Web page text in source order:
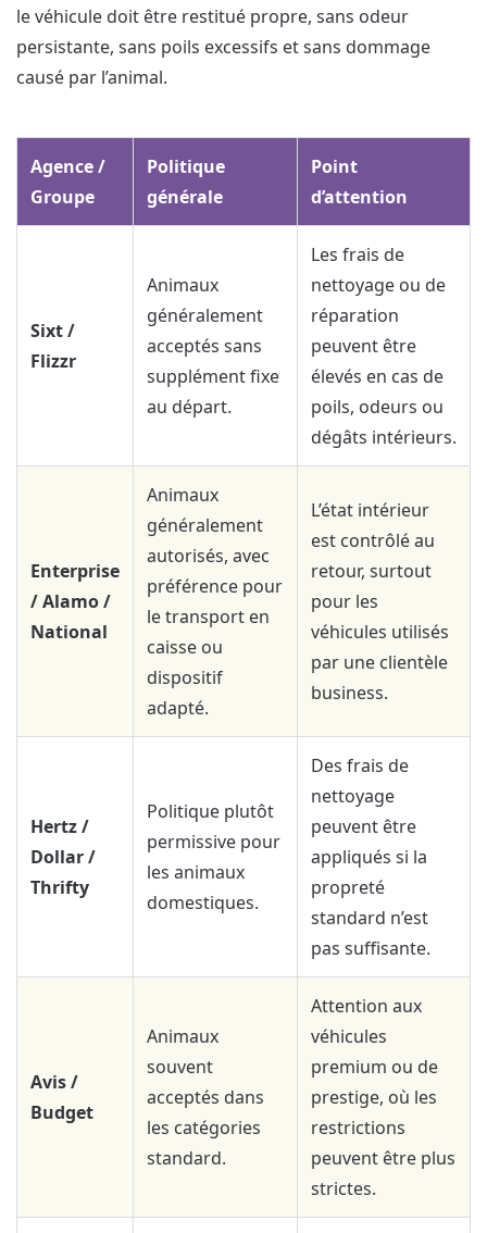
le véhicule doit être restitué propre, sans odeur
persistante, sans poils excessifs et sans dommage
causé par l’animal.
Agence /
Groupe
Politique
générale
Point
d’attention
Sixt /
Flizzr
Animaux
généralement
acceptés sans
supplément fixe
au départ.
Les frais de
nettoyage ou de
réparation
peuvent être
élevés en cas de
poils, odeurs ou
dégâts intérieurs.
Enterprise
/ Alamo /
National
Animaux
généralement
autorisés, avec
préférence pour
le transport en
caisse ou
dispositif
adapté.
L’état intérieur
est contrôlé au
retour, surtout
pour les
véhicules utilisés
par une clientèle
business.
Hertz /
Dollar /
Thrifty
Politique plutôt
permissive pour
les animaux
domestiques.
Des frais de
nettoyage
peuvent être
appliqués si la
propreté
standard n’est
pas suffisante.
Avis /
Budget
Animaux
souvent
acceptés dans
les catégories
standard.
Attention aux
véhicules
premium ou de
prestige, où les
restrictions
peuvent être plus
strictes.